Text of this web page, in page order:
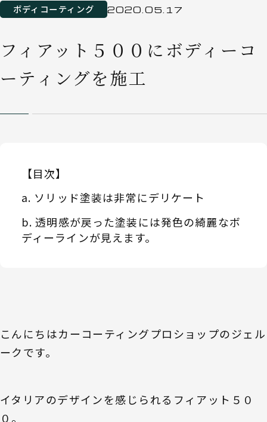
ボディコーティング 2020.05.17
フィアット５００にボディーコ
ーティングを施工
【目次】
ソリッド塗装は非常にデリケート
透明感が戻った塗装には発色の綺麗なボ
ディーラインが見えます。
こんにちはカーコーティングプロショップのジェル
ークです。
イタリアのデザインを感じられるフィアット５０
０。